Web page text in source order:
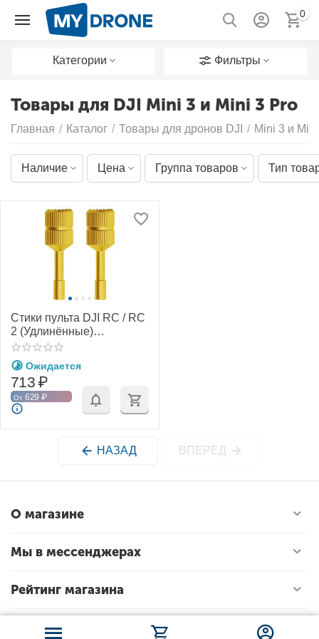
0
Категории Фильтры
Товары для DJI Mini 3 и Mini 3 Pro
Главная / Каталог / Товары для дронов DJI / Mini 3 и
Наличие Цена Группа товаров Тип
Стики пульта DJI RC / RC
2 (Удлинённые)
(SunnyLife)
Ожидается
713₽
От 629 ₽
НАЗАД ВПЕРЕД
О магазине
Мы в мессенджерах
Рейтинг магазина